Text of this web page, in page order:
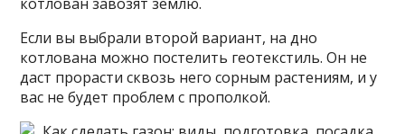
Если вы выбрали второй вариант, на дно
котлована можно постелить геотекстиль. Он не
даст прорасти сквозь него сорным растениям, и у
вас не будет проблем с прополкой.